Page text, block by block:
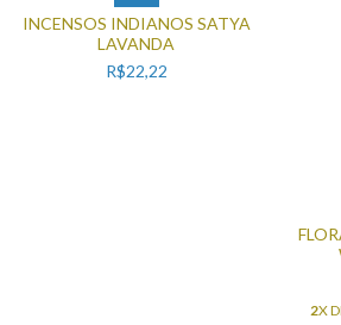
INCENSOS INDIANOS SATYA
LAVANDA
R$22,22
2X